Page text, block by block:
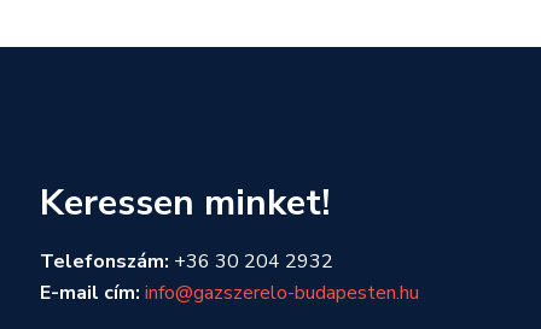
Keressen minket!
Telefonszám: +36 30 204 2932
E-mail cím: info@gazszerelo-budapesten.hu